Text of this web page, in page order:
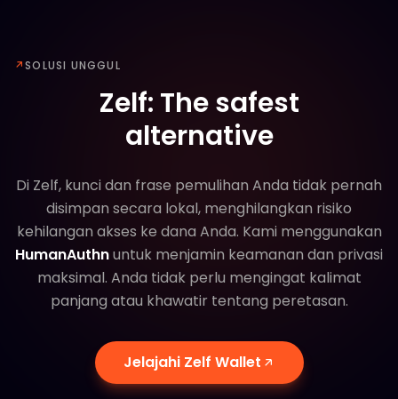
↗SOLUSI UNGGUL
Zelf: The safest
alternative
Di Zelf, kunci dan frase pemulihan Anda tidak pernah
disimpan secara lokal, menghilangkan risiko
kehilangan akses ke dana Anda. Kami menggunakan
HumanAuthnuntuk menjamin keamanan dan privasi
maksimal. Anda tidak perlu mengingat kalimat
panjang atau khawatir tentang peretasan.
Jelajahi Zelf Wallet
Keamanan superior dengan
Dengan HumanAuthn dana Anda terlindungi
sepenuhnya. Anda tidak perlu lagi khawatir tentang
Anda dalam hitungan detik
Akses dompet Anda secara instan hanya dengan
memindai wajah Anda. Tidak perlu mengelola atau
Blockchain
Frase benih Anda disimpan dengan aman di
blockchain publik, memastikan Anda tidak akan
Personalized Zelf ID